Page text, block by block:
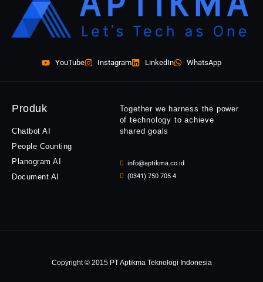
YouTube Instagram LinkedIn WhatsApp
Produk
Chatbot AI
People Counting
Planogram AI
Document AI
Together we harness the power
of technology to achieve
shared goals
info@aptikma.co.id
(0341) 750 705 4
Copyright © 2015 PT Aptikma Teknologi Indonesia